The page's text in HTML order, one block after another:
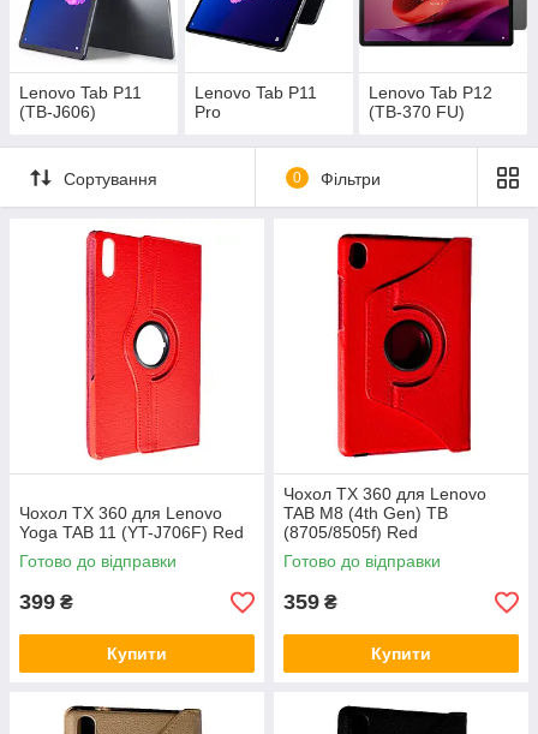
Lenovo Tab P11
(TB-J606)
Lenovo Tab P11
Pro
Lenovo Tab P12
(TB-370 FU)
Сортування 0 Фільтри
Чохол TX 360 для Lenovo
Yoga TAB 11 (YT-J706F) Red
Готово до відправки
399 ₴
Купити
Чохол TX 360 для Lenovo
TAB M8 (4th Gen) TB
(8705/8505f) Red
Готово до відправки
359 ₴
Купити